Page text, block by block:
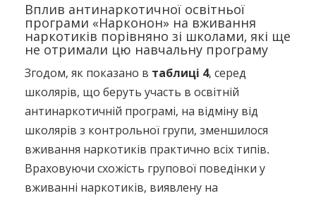
Вплив антинаркотичної освітньої
програми «Нарконон» на вживання
наркотиків порівняно зі школами, які ще
не отримали цю навчальну програму
Згодом, як показано в таблиці 4, серед
школярів, що беруть участь в освітній
антинаркотичній програмі, на відміну від
школярів з контрольної групи, зменшилося
вживання наркотиків практично всіх типів.
Враховуючи схожість групової поведінки у
вживанні наркотиків, виявлену на